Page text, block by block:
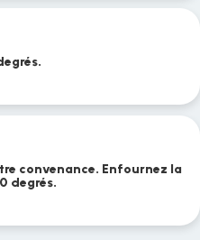
convenance. Enfournez la
degrés.